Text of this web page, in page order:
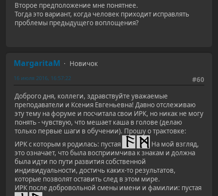
Второе предположение мне понятнее.
Тогда это вариант, когда человек приходит исправлять
проблемы предыдущего воплощения?
MargaritaM
Новичок
#60
16 июля 2016, 16:57:22
Доброго дня, коллеги, здравствуйте уважаемые
преподаватели и Ксения Евгеньевна! Давно отслеживаю
эту тему на форуме и посчитала свои ИРК, но никак не могу
понять - чувствую, что мешает каша в голове (делаю
только первые шаги в обучении). Прошу о трактовке:
ИРК с которым я родилась: пустая
На мой взгляд,
это означает, что была восприимчива к знакам и должна
была идти по пути развития собственной
индивидуальности, достичь каких-то результатов,
которые позволят оставить след в этом мире.
ИРК после добровольной смены имени и фамилии: пустая